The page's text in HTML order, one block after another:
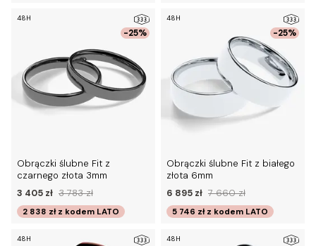
-25%
48H
Obrączki ślubne Fit z
czarnego złota 3mm
3 405 zł 3 783 zł
2 838 zł z kodem LATO
-25%
48H
Obrączki ślubne Fit z białego
złota 6mm
6 895 zł 7 660 zł
5 746 zł z kodem LATO
48H 48H